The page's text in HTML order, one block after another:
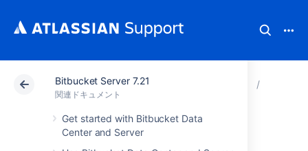
Bitbucket Server 7.21
関連ドキュメント
Get started with Bitbucket Data
Center and Server
アトラシアン サポート
Run Bitbucket in